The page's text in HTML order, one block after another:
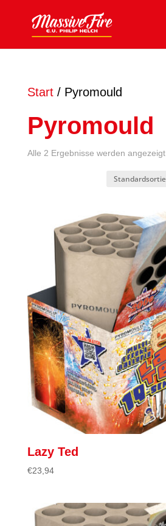
Start/ Pyromould
Pyromould
Alle 2 Ergebnisse werden angezeigt
Lazy Ted
€23,94